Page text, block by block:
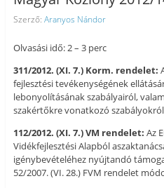
Szerző: Aranyos Nándor
Olvasási idő: 2 – 3 perc
311/2012. (XI. 7.) Korm. rendelet:
fejlesztési tevékenységének
lebonyolításának szabályairól,
szakértőkre vonatkozó
112/2012. (XI. 7.) VM rendelet: Az
Vidékfejlesztési Alapból
igénybevételéhez nyújtandó
52/2007. (VI. 28.) FVM rendelet